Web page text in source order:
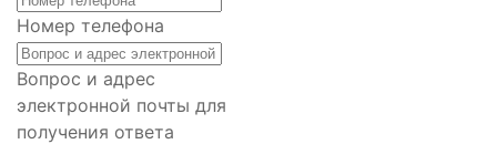
Номер телефона
Вопрос и адрес
электронной почты для
получения ответа